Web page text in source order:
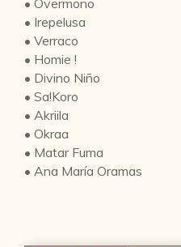
• Irepelusa
• Verraco
• Homie !
• Divino Niño
• Sa!Koro
• Akriila
• Okraa
• Matar Fuma
• Ana María Oramas